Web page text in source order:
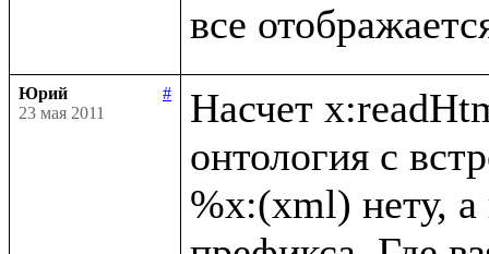
Юрий
#
23 мая 2011
Насчет
онтология с
%x:(xml) нету, а